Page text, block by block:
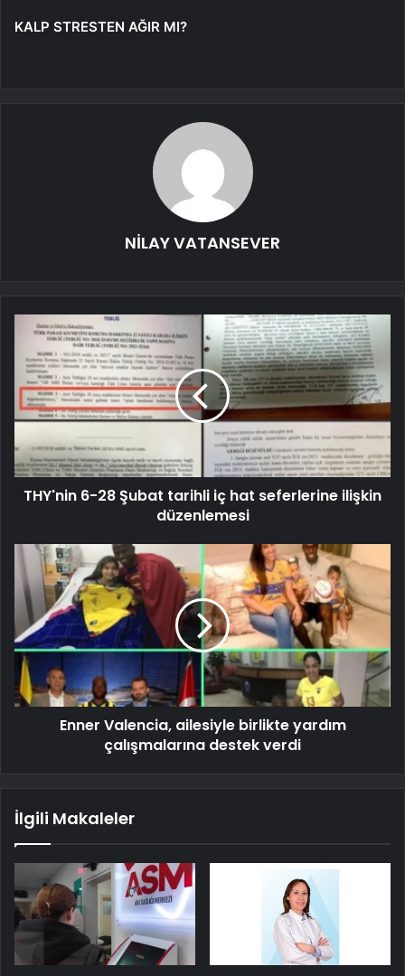
KALP STRESTEN AĞIR MI?
NİLAY VATANSEVER
THY'nin 6-28 Şubat tarihli iç hat seferlerine ilişkin
düzenlemesi
Enner Valencia, ailesiyle birlikte yardım
çalışmalarına destek verdi
İlgili Makaleler